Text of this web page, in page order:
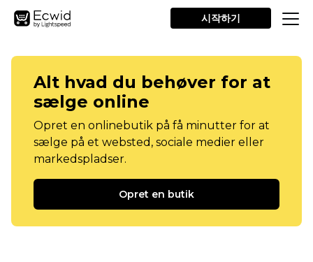
시작하기
Alt hvad du behøver for at
sælge online
Opret en onlinebutik på få minutter for at
sælge på et websted, sociale medier eller
markedspladser.
Opret en butik